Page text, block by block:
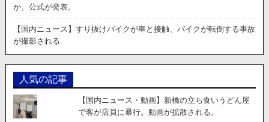
ま
と
記
毎
か。公式が発表。
【国内ニュース】すり抜けバイクが車と接触、バイクが転倒する事故
が撮影される
人気の記事
【国内ニュース・動画】新橋の立ち食いうどん屋
で客が店員に暴行。動画が拡散される。